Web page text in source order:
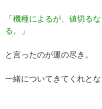
「機種によるが、値切る
る。
」
と言ったのが運の尽き。
一緒についてきてくれとな